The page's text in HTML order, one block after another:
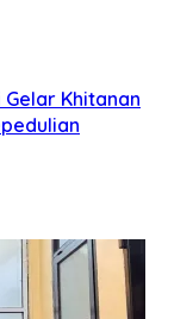
Gelar Khitanan